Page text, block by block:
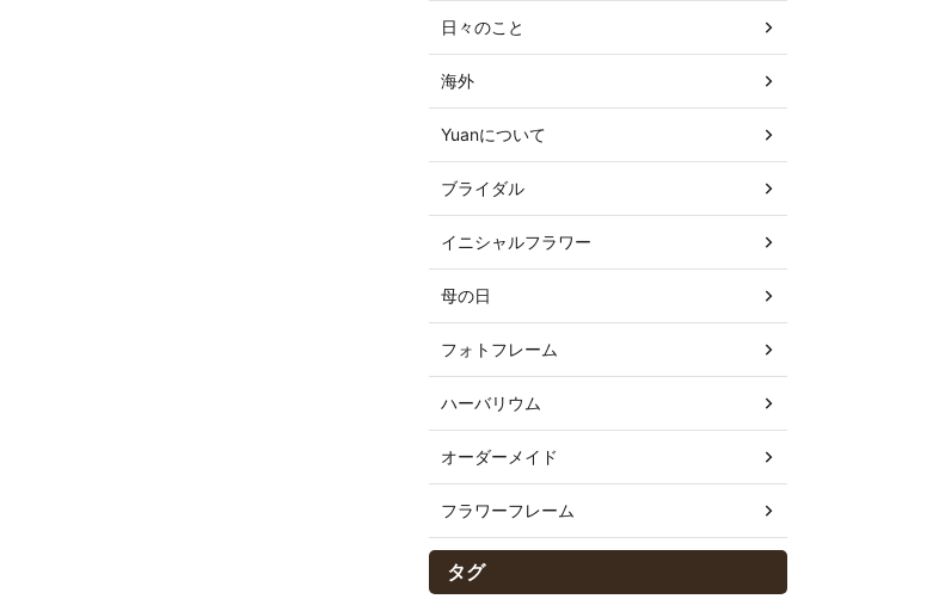
日々のこと
海外
Yuanについて
ブライダル
イニシャルフラワー
母の日
フォトフレーム
ハーバリウム
オーダーメイド
フラワーフレーム
タグ